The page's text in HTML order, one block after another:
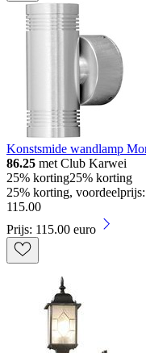
Konstsmide wandlamp
86.25 met Club Karwei
25% korting25% korting
25% korting,
115.00
Prijs: 115.00 euro